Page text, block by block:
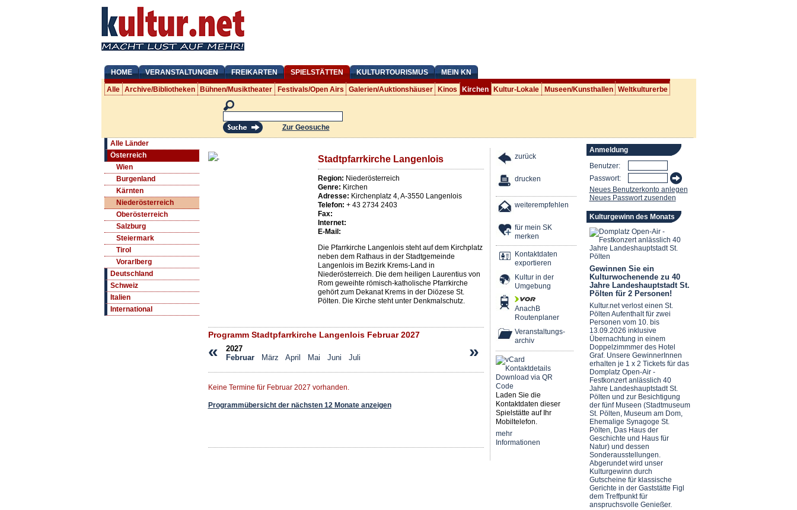
HOME VERANSTALTUNGEN FREIKARTEN SPIELSTÄTTEN KULTURTOURISMUS MEIN KN
Alle Archive/Bibliotheken Bühnen/Musiktheater Festivals/Open Airs Galerien/Auktionshäuser Kinos Kirchen Kultur-Lokale Museen/Kunsthallen Weltkulturerbe
Zur Geosuche
Alle Länder
Österreich
Wien
Burgenland
Kärnten
Niederösterreich
Oberösterreich
Salzburg
Steiermark
Tirol
Vorarlberg
Deutschland
Schweiz
Italien
International
Stadtpfarrkirche Langenlois
Region: Niederösterreich
Genre: Kirchen
Adresse: Kirchenplatz 4,A-3550 Langenlois
Telefon: + 43 2734 2403
Fax:
Internet:
E-Mail:
Die Pfarrkirche Langenlois steht auf dem Kirchplatz
neben dem Rathaus in der Stadtgemeinde
Langenlois im Bezirk Krems-Land in
Niederösterreich. Die dem heiligen Laurentius von
Rom geweihte römisch-katholische Pfarrkirche
gehört zum Dekanat Krems in der Diözese St.
Pölten. Die Kirche steht unter Denkmalschutz.
Programm Stadtpfarrkirche Langenlois Februar 2027
« »
2027
Februar
März April Mai Juni Juli
Keine Termine für Februar 2027 vorhanden.
Programmübersicht der nächsten 12 Monate anzeigen
zurück
drucken
weiterempfehlen
für mein SK
merken
Kontaktdaten
exportieren
Kultur in der
Umgebung
AnachB
Routenplaner
Veranstaltungs-
archiv
Laden Sie die
Kontaktdaten dieser
Spielstätte auf Ihr
Mobiltelefon.
mehr
Informationen
Anmeldung
Benutzer:
Passwort:
Neues Benutzerkonto anlegen
Neues Passwort zusenden
Kulturgewinn des Monats
Gewinnen Sie ein
Kulturwochenende zu 40
Jahre Landeshauptstadt St.
Pölten für 2 Personen!
Kultur.net verlost einen St.
Pölten Aufenthalt für zwei
Personen vom 10. bis
13.09.2026 inklusive
Übernachtung in einem
Doppelzimmmer des Hotel
Graf. Unsere GewinnerInnen
erhalten je 1 x 2 Tickets für das
Domplatz Open-Air -
Festkonzert anlässlich 40
Jahre Landeshauptstadt St.
Pölten und zur Besichtigung
der fünf Museen (Stadtmuseum
St. Pölten, Museum am Dom,
Ehemalige Synagoge St.
Pölten, Das Haus der
Geschichte und Haus für
Natur) und dessen
Sonderausstellungen.
Abgerundet wird unser
Kulturgewinn durch
Gutscheine für klassische
Gerichte in der Gaststätte Figl
dem Treffpunkt für
anspruchsvolle Genießer.